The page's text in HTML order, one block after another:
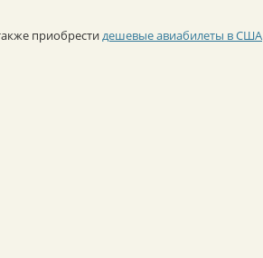
приобрестидешевые авиабилеты в США